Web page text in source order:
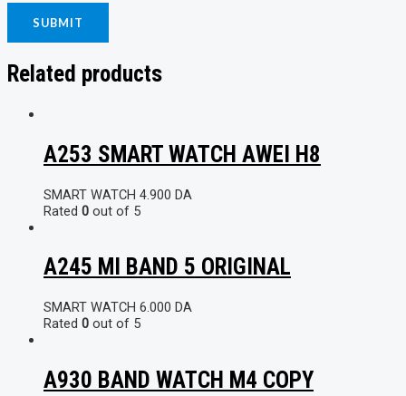
Related products
A253 SMART WATCH AWEI H8
SMART WATCH 4.900 DA
Rated 0 out of 5
A245 MI BAND 5 ORIGINAL
SMART WATCH 6.000 DA
Rated 0 out of 5
A930 BAND WATCH M4 COPY